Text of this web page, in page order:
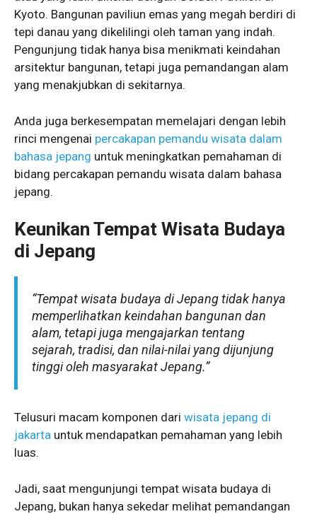
Kyoto. Bangunan paviliun emas yang megah berdiri di
tepi danau yang dikelilingi oleh taman yang indah.
Pengunjung tidak hanya bisa menikmati keindahan
arsitektur bangunan, tetapi juga pemandangan alam
yang menakjubkan di sekitarnya.
Anda juga berkesempatan memelajari dengan lebih
rinci mengenai percakapan pemandu wisata dalam
bahasa jepang untuk meningkatkan pemahaman di
bidang percakapan pemandu wisata dalam bahasa
jepang.
Keunikan Tempat Wisata Budaya
di Jepang
“Tempat wisata budaya di Jepang tidak hanya
memperlihatkan keindahan bangunan dan
alam, tetapi juga mengajarkan tentang
sejarah, tradisi, dan nilai-nilai yang dijunjung
tinggi oleh masyarakat Jepang.”
Telusuri macam komponen dari wisata jepang di
jakarta untuk mendapatkan pemahaman yang lebih
luas.
Jadi, saat mengunjungi tempat wisata budaya di
Jepang, bukan hanya sekedar melihat pemandangan